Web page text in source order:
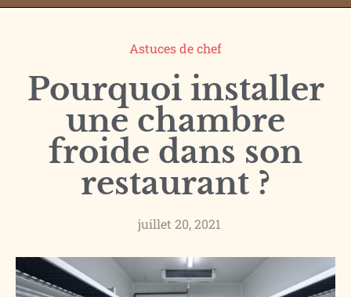
Astuces de chef
Pourquoi installer
une chambre
froide dans son
restaurant ?
juillet 20, 2021